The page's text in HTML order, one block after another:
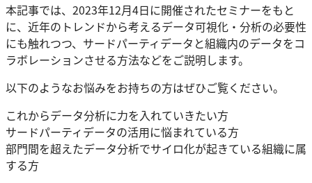
本記事では、2023年12月4日に開催されたセミナーをもと
に、近年のトレンドから考えるデータ可視化・分析の必要性
にも触れつつ、サードパーティデータと組織内のデータをコ
ラボレーションさせる方法などをご説明します。
以下のようなお悩みをお持ちの方はぜひご覧ください。
これからデータ分析に力を入れていきたい方
サードパーティデータの活用に悩まれている方
部門間を超えたデータ分析でサイロ化が起きている組織に属
する方